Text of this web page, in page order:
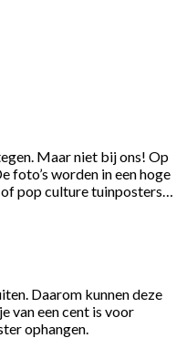
Maar niet bij ons! Op
foto’s worden in een hoge
of pop culture tuinposters…
Daarom kunnen deze
van een cent is voor
ophangen.